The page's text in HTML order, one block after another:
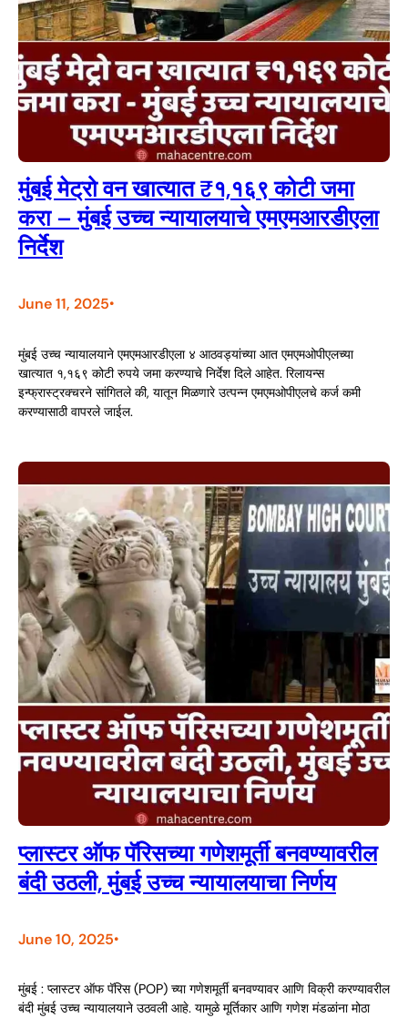
मुंबई मेट्रो वन खात्यात ₹१,१६९ कोटी जमा
करा – मुंबई उच्च न्यायालयाचे एमएमआरडीएला
निर्देश
June 11, 2025•
मुंबई उच्च न्यायालयाने एमएमआरडीएला ४ आठवड्यांच्या आत एमएमओपीएलच्या
खात्यात १,१६९ कोटी रुपये जमा करण्याचे निर्देश दिले आहेत. रिलायन्स
इन्फ्रास्ट्रक्चरने सांगितले की, यातून मिळणारे उत्पन्न एमएमओपीएलचे कर्ज कमी
करण्यासाठी वापरले जाईल.
प्लास्टर ऑफ पॅरिसच्या गणेशमूर्ती बनवण्यावरील
बंदी उठली, मुंबई उच्च न्यायालयाचा निर्णय
June 10, 2025•
मुंबई : प्लास्टर ऑफ पॅरिस (POP) च्या गणेशमूर्ती बनवण्यावर आणि विक्री करण्यावरील
बंदी मुंबई उच्च न्यायालयाने उठवली आहे. यामुळे मूर्तिकार आणि गणेश मंडळांना मोठा